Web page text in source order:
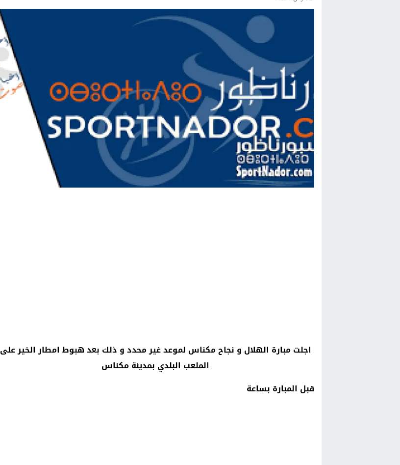
اجلت مبارة الهلال و نجاح مكناس لموعد غير محدد و ذلك بعد هبوط امطار الخير على
الملعب البلدي بمدينةمكناس
قبل المبارة بساعة